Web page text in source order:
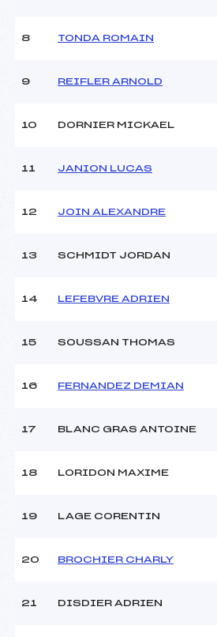
Ouvreurs D :
Météo :
Nombre de portes :
Traceur :
Ouvreurs C :
Ouvreurs E :
Pénalité appliquée :
8 TONDA ROMAIN
9 REIFLER ARNOLD
10 DORNIER MICKAEL
11 JANION LUCAS
12 JOIN ALEXANDRE
13 SCHMIDT JORDAN
14 LEFEBVRE ADRIEN
15 SOUSSAN THOMAS
16 FERNANDEZ DEMIAN
17 BLANC GRAS ANTOINE
18 LORIDON MAXIME
19 LAGE CORENTIN
20 BROCHIER CHARLY
21 DISDIER ADRIEN